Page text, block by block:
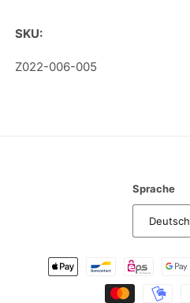
SKU:
SKU:
Z022-006-005
Sprache
Deutsch
Zahlungsmethoden